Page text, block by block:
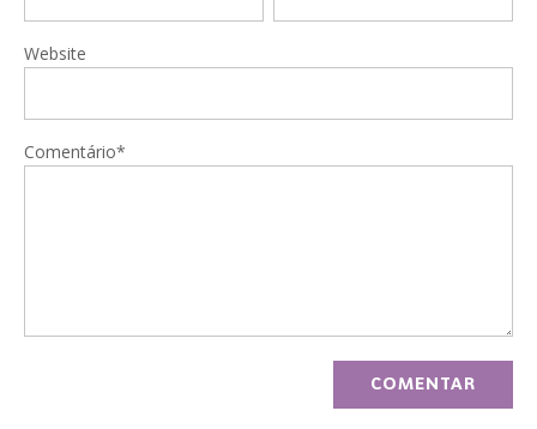
Website
Comentário*